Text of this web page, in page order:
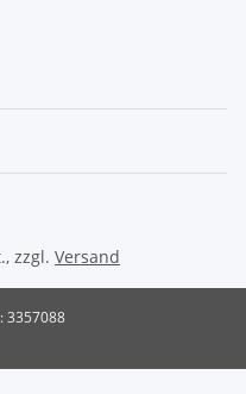
zzgl. Versand
3357088